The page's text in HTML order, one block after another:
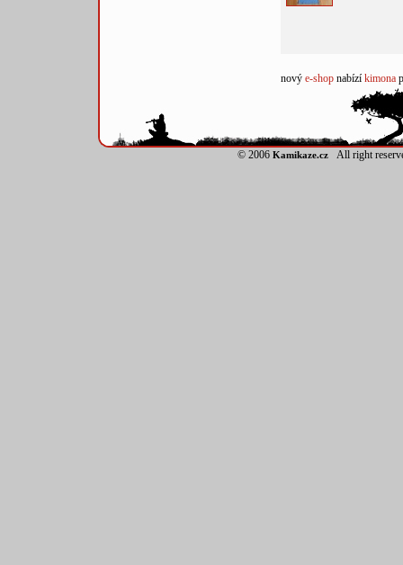
nový e-shopnabízí kimona
© 2006 Kamikaze.czAll right